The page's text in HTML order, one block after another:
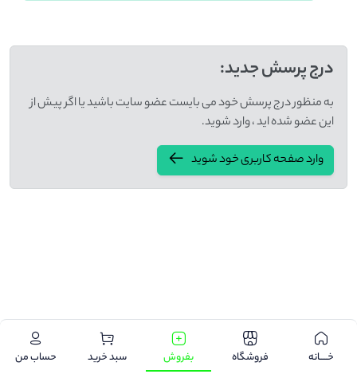
درج پرسش جدید:
به منظور درج پرسش خود می بایست عضو سایت باشید یا اگر پیش از
این عضو شده اید ، وارد شوید.
وارد صفحه کاربری خود شوید
خـــــانه فروشگاه بفروش سبد خرید حساب من